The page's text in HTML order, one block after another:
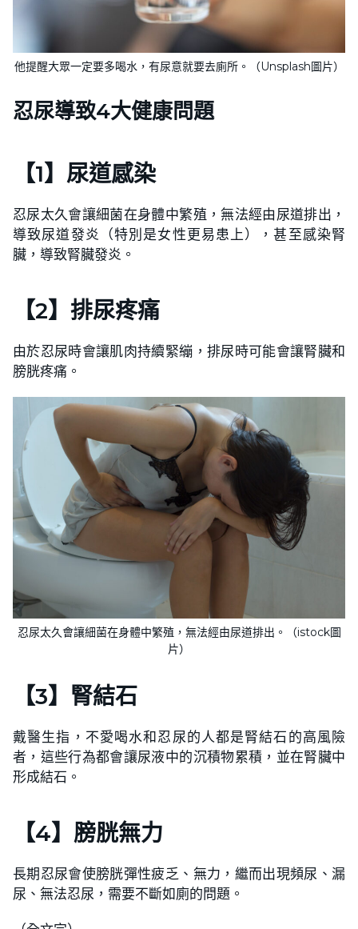
他提醒大眾一定要多喝水，有尿意就要去廁所。（Unsplash圖片）
忍尿導致4大健康問題
【1】尿道感染
忍尿太久會讓細菌在身體中繁殖，無法經由尿道排出，
導致尿道發炎（特別是女性更易患上），甚至感染腎
臟，導致腎臟發炎。
【2】排尿疼痛
由於忍尿時會讓肌肉持續緊繃，排尿時可能會讓腎臟和
膀胱疼痛。
忍尿太久會讓細菌在身體中繁殖，無法經由尿道排出。（istock圖
片）
【3】腎結石
戴醫生指，不愛喝水和忍尿的人都是腎結石的高風險
者，這些行為都會讓尿液中的沉積物累積，並在腎臟中
形成結石。
【4】膀胱無力
長期忍尿會使膀胱彈性疲乏、無力，繼而出現頻尿、漏
尿、無法忍尿，需要不斷如廁的問題。